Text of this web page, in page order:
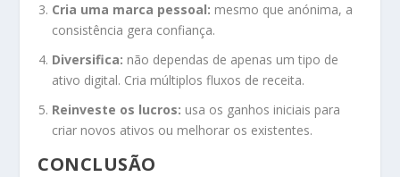
Cria uma marca pessoal: mesmo que anónima, a
consistência gera confiança.
Diversifica: não dependas de apenas um tipo de
ativo digital. Cria múltiplos fluxos de receita.
Reinveste os lucros: usa os ganhos iniciais para
criar novos ativos ou melhorar os existentes.
CONCLUSÃO